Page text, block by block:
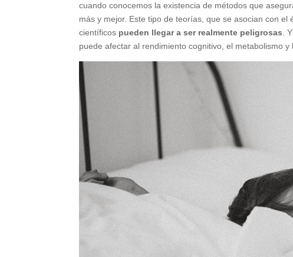
cuando conocemos la existencia de métodos que
más y mejor. Este tipo de teorías, que se asocian con
científicos pueden llegar a ser realmente peligrosas .
puede afectar al rendimiento cognitivo, el metabolismo y